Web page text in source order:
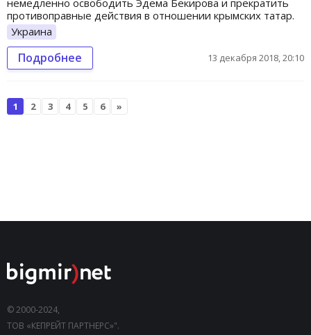
немедленно освободить Эдема Бекирова и прекратить
противоправные действия в отношении крымских татар.
Украина
Подробнее 13 декабря 2018, 20:10
1 2 3 4 5 6 »
© 2000-2024,
ТОВ «КЕПРЕЙТ ПАРТНЕРС»".